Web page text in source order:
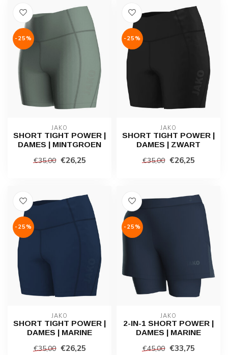
-25%
JAKO
SHORT TIGHT POWER |
DAMES | MINTGROEN
€35,00 €26,25
-25%
JAKO
SHORT TIGHT POWER |
DAMES | ZWART
€35,00 €26,25
-25%
JAKO
SHORT TIGHT POWER |
DAMES | MARINE
€35,00 €26,25
-25%
JAKO
2-IN-1 SHORT POWER |
DAMES | MARINE
€45,00 €33,75